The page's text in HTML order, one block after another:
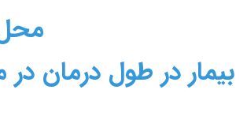
محل
بیمار در طول درمان